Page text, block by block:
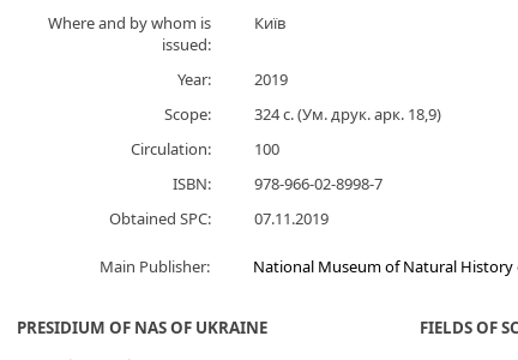
Where and by whom is
issued:
Київ
Year:
2019
Scope:
324 с. (Ум. друк. арк. 18,9)
Circulation:
100
ISBN:
978-966-02-8998-7
Obtained SPC:
07.11.2019
Main Publisher: National Museum of Natural History
PRESIDIUM OF NAS OF UKRAINE FIELDS OF